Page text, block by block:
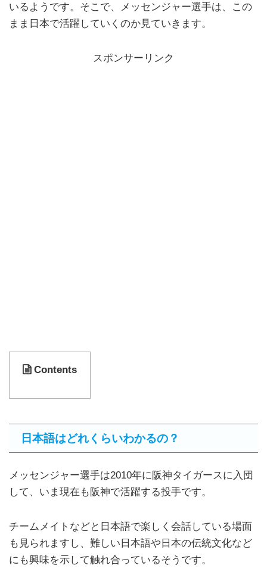
いるようです。そこで、メッセンジャー選手は、この
まま日本で活躍していくのか見ていきます。
スポンサーリンク
Contents
日本語はどれくらいわかるの？
メッセンジャー選手は2010年に阪神タイガースに入団
して、いま現在も阪神で活躍する投手です。
チームメイトなどと日本語で楽しく会話している場面
も見られますし、難しい日本語や日本の伝統文化など
にも興味を示して触れ合っているそうです。